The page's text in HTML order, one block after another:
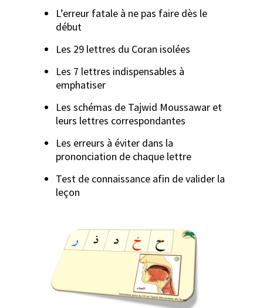
L’erreur fatale à ne pas faire dès le
début
Les 29 lettres du Coran isolées
Les 7 lettres indispensables à
emphatiser
Les schémas de Tajwid Moussawar et
leurs lettres correspondantes
Les erreurs à éviter dans la
prononciation de chaque lettre
Test de connaissance afin de valider la
leçon